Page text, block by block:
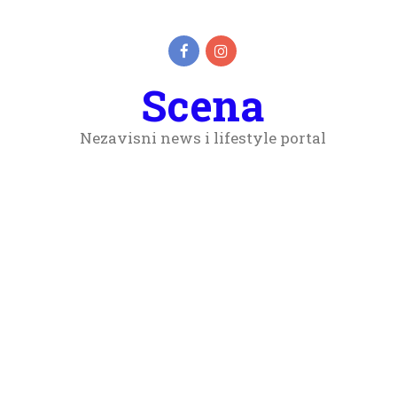
Scena
Nezavisni news i lifestyle portal